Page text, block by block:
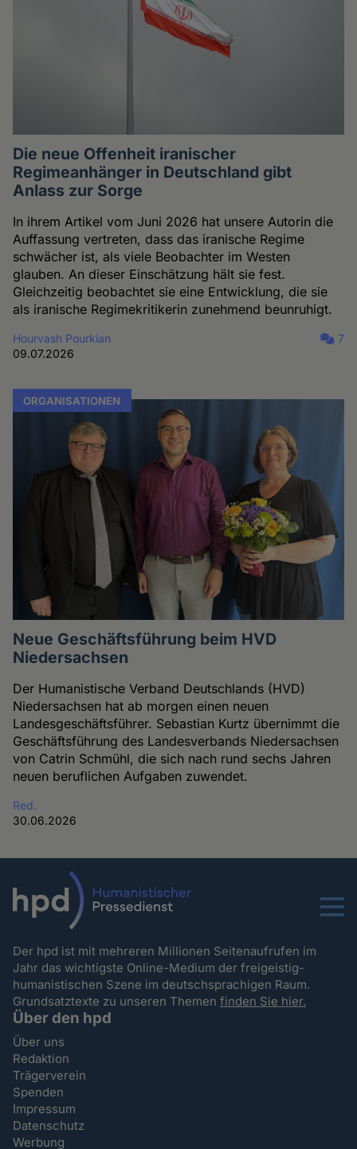
Die neue Offenheit iranischer
Regimeanhänger in Deutschland gibt
Anlass zur Sorge
In ihrem Artikel vom Juni 2026 hat unsere Autorin die
Auffassung vertreten, dass das iranische Regime
schwächer ist, als viele Beobachter im Westen
glauben. An dieser Einschätzung hält sie fest.
Gleichzeitig beobachtet sie eine Entwicklung, die sie
als iranische Regimekritikerin zunehmend beunruhigt.
Hourvash Pourkian
09.07.2026
7
ORGANISATIONEN
Neue Geschäftsführung beim HVD
Niedersachsen
Der Humanistische Verband Deutschlands (HVD)
Niedersachsen hat ab morgen einen neuen
Landesgeschäftsführer. Sebastian Kurtz übernimmt die
Geschäftsführung des Landesverbands Niedersachsen
von Catrin Schmühl, die sich nach rund sechs Jahren
neuen beruflichen Aufgaben zuwendet.
Red.
30.06.2026
Menu
Der hpd ist mit mehreren Millionen Seitenaufrufen im
Jahr das wichtigste Online-Medium der freigeistig-
humanistischen Szene im deutschsprachigen Raum.
Grundsatztexte zu unseren Themenfinden Sie hier.
Über den hpd
Über uns
Redaktion
Trägerverein
Spenden
Impressum
Datenschutz
Werbung